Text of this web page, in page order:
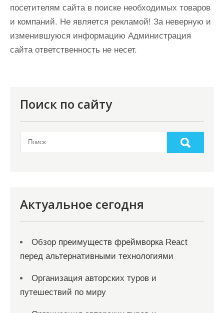
посетителям сайта в поиске необходимых товаров
и компаний. Не является рекламой! За неверную и
изменившуюся информацию Администрация
сайта ответственность не несет.
Поиск по сайту
Актуальное сегодня
Обзор преимуществ фреймворка React
перед альтернативными технологиями
Организация авторских туров и
путешествий по миру